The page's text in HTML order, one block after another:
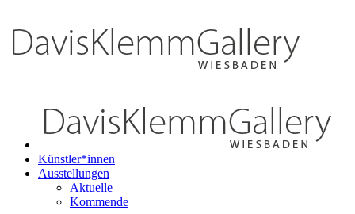
Künstler*innen
Ausstellungen
Aktuelle
Kommende